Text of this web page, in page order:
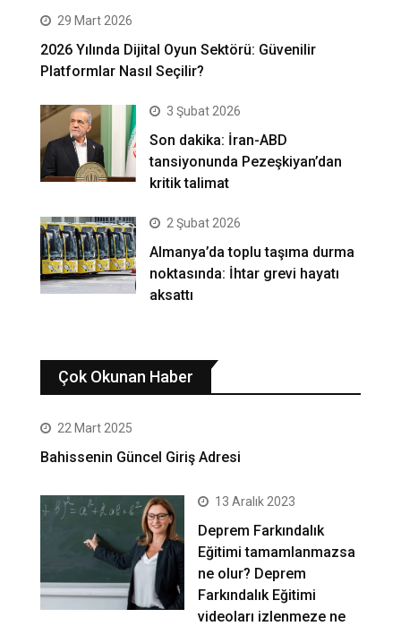
29 Mart 2026
2026 Yılında Dijital Oyun Sektörü: Güvenilir
Platformlar Nasıl Seçilir?
3 Şubat 2026
Son dakika: İran-ABD
tansiyonunda Pezeşkiyan’dan
kritik talimat
2 Şubat 2026
Almanya’da toplu taşıma durma
noktasında: İhtar grevi hayatı
aksattı
Çok Okunan Haber
22 Mart 2025
Bahissenin Güncel Giriş Adresi
13 Aralık 2023
Deprem Farkındalık
Eğitimi tamamlanmazsa
ne olur? Deprem
Farkındalık Eğitimi
videoları izlenmeze ne